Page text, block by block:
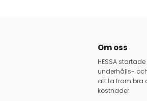
Om oss
HESSA
underhålls-
att ta fram bra
kostnader.